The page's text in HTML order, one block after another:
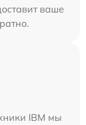
ваше
IBM мы